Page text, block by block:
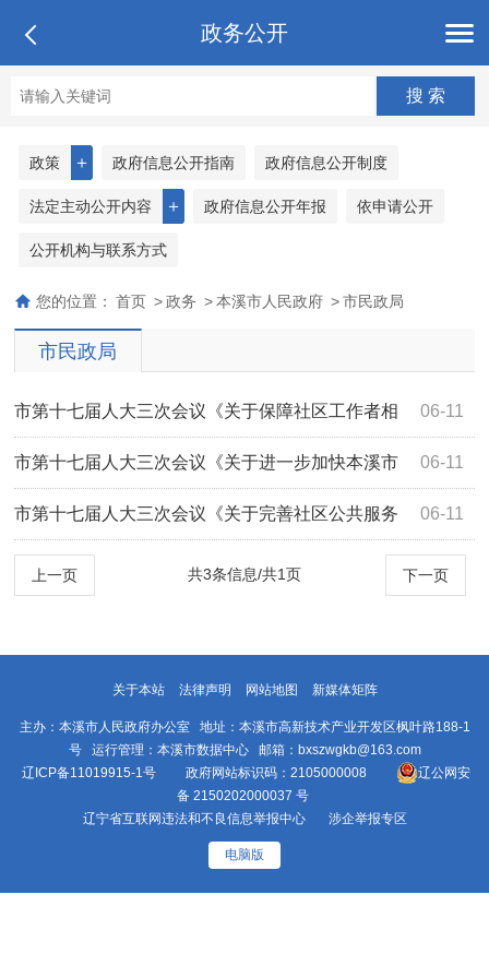
政务公开
＋
政策 政府信息公开指南 政府信息公开制度
＋
法定主动公开内容 政府信息公开年报 依申请公开
公开机构与联系方式
您的位置： 首页 > 政务 > 本溪市人民政府 > 市民政局
市民政局
06-11
市第十七届人大三次会议《关于保障社区工作者相
关待遇的建议》(第3154号)答复 06-11
市第十七届人大三次会议《关于进一步加快本溪市
养老服务业高质量发展的建议》(第3125号)答复 06-11
市第十七届人大三次会议《关于完善社区公共服务
配套设施打造一刻钟便民生活圈的建议》(第...
上一页 下一页
共3条信息/共1页
关于本站 法律声明 网站地图 新媒体矩阵
主办：本溪市人民政府办公室 地址：本溪市高新技术产业开发区枫叶路188-1
号 运行管理：本溪市数据中心 邮箱：bxszwgkb@163.com
辽ICP备11019915-1号 政府网站标识码：2105000008
辽公网安
备 2150202000037 号
辽宁省互联网违法和不良信息举报中心
涉企举报专区
电脑版